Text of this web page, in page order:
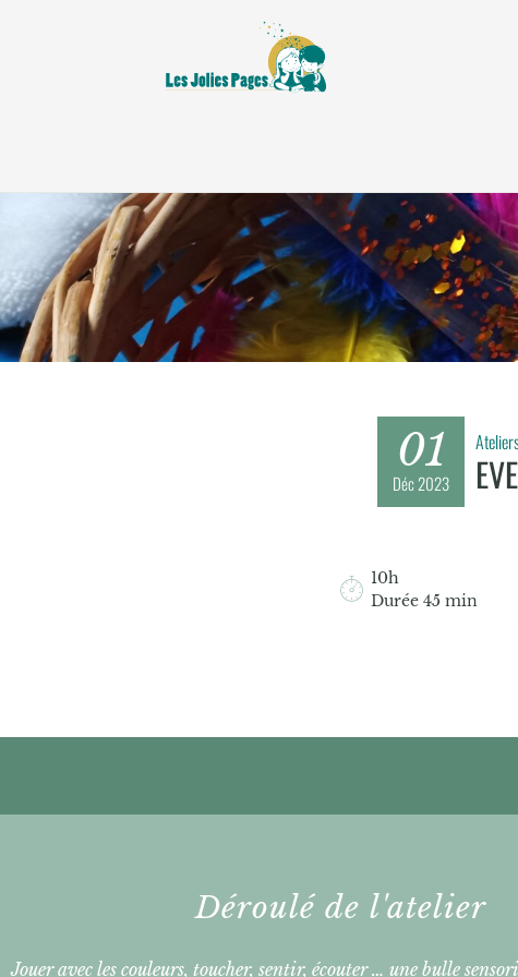
01
Déc2023
10h
Durée 45 min
Déroulé de l'atelier
Jouer avec les couleurs, toucher, sentir, écouter … une bulle